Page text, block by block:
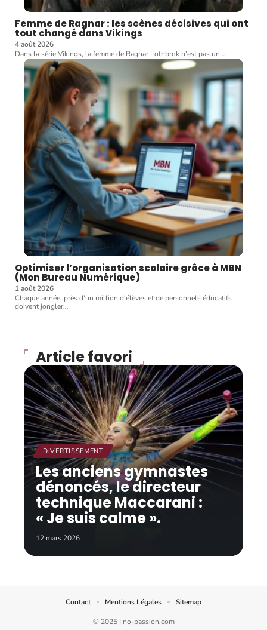
Femme de Ragnar : les scènes décisives qui ont
tout changé dans Vikings
4 août 2026
Dans la série Vikings, la femme de Ragnar Lothbrok n'est pas un…
Optimiser l’organisation scolaire grâce à MBN
(Mon Bureau Numérique)
1 août 2026
Chaque année, près d'un million d'élèves et de personnels éducatifs
doivent jongler…
Article favori
DIVERTISSEMENT
Les anciens gymnastes
dénoncés, le directeur
technique Maccarani :
« Je suis calme ».
12 mars 2026
© 2025 | no-passion.com
Contact Mentions Légales Sitemap